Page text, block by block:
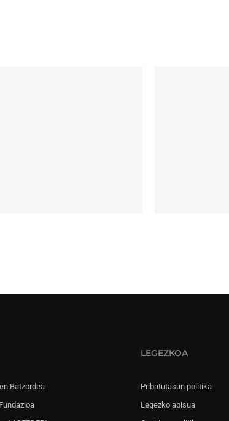
Batzordea
LEGEZKOA
Pribatutasun politika
Legezko abisua